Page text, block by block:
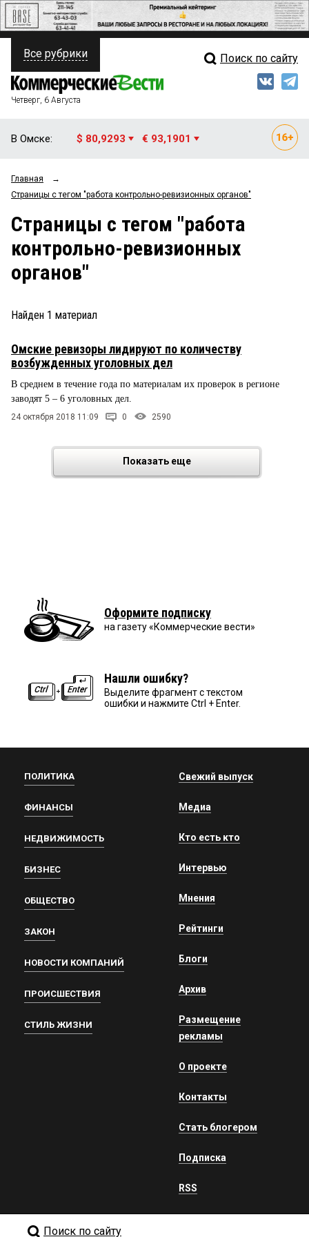
ПОЛИТИКА
ФИНАНСЫ
ОБЩЕСТВО
НОВОСТИ КОМПАНИЙ
ПРОИСШЕСТВИЯ
Свежий выпуск
Блоги
Все рубрики Поиск по сайту
Четверг, 6 Августа
В Омске: $ 80,9293 € 93,1901
Главная
→
Страницы c тегом "работа контрольно-ревизионных органов"
Страницы c тегом "работа
контрольно-ревизионных
органов"
Найден 1 материал
Омские ревизоры лидируют по количеству
возбужденных уголовных дел
В среднем в течение года по материалам их проверок в регионе
заводят 5 – 6 уголовных дел.
24 октября 2018 11:09 0 2590
Показать еще
Оформите подписку
на газету «Коммерческие вести»
Нашли ошибку?
Выделите фрагмент с текстом
ошибки и нажмите Ctrl + Enter.
ПОЛИТИКА
ФИНАНСЫ
НЕДВИЖИМОСТЬ
БИЗНЕС
ОБЩЕСТВО
ЗАКОН
НОВОСТИ КОМПАНИЙ
ПРОИСШЕСТВИЯ
СТИЛЬ ЖИЗНИ
Свежий выпуск
Медиа
Кто есть кто
Интервью
Мнения
Рейтинги
Блоги
Архив
Размещение
рекламы
О проекте
Контакты
Стать блогером
Подписка
RSS
Поиск по сайту